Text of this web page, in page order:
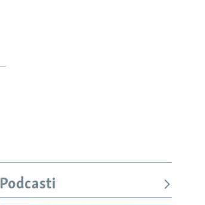
Podcasti